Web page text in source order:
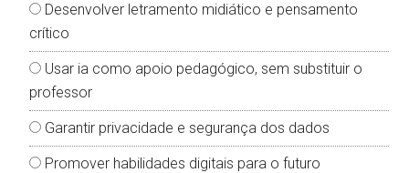
Desenvolver letramento midiático e pensamento
crítico
Usar ia como apoio pedagógico, sem substituir o
professor
Garantir privacidade e segurança dos dados
Promover habilidades digitais para o futuro